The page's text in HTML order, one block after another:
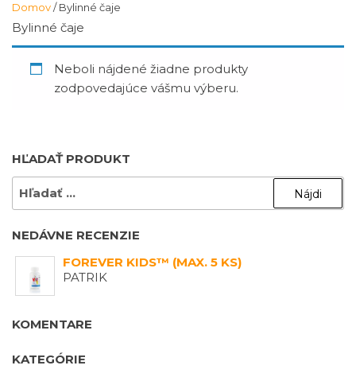
Domov/ Bylinné čaje
Bylinné čaje
Neboli nájdené žiadne produkty
zodpovedajúce vášmu výberu.
HĽADAŤ PRODUKT
HĽADAŤ:
NEDÁVNE RECENZIE
FOREVER KIDS™ (MAX. 5 KS)
PATRIK
KOMENTARE
KATEGÓRIE